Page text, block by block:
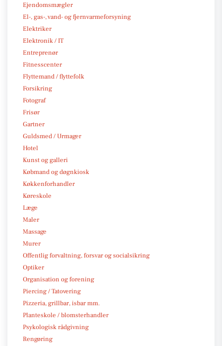
Ejendomsmægler
El-, gas-, vand- og fjernvarmeforsyning
Elektriker
Elektronik / IT
Entreprenør
Fitnesscenter
Flyttemand / flyttefolk
Forsikring
Fotograf
Frisør
Gartner
Guldsmed / Urmager
Hotel
Kunst og galleri
Købmand og døgnkiosk
Køkkenforhandler
Køreskole
Læge
Maler
Massage
Murer
Offentlig forvaltning, forsvar og socialsikring
Optiker
Organisation og forening
Piercing / Tatovering
Pizzeria, grillbar, isbar mm.
Planteskole / blomsterhandler
Psykologisk rådgivning
Rengøring